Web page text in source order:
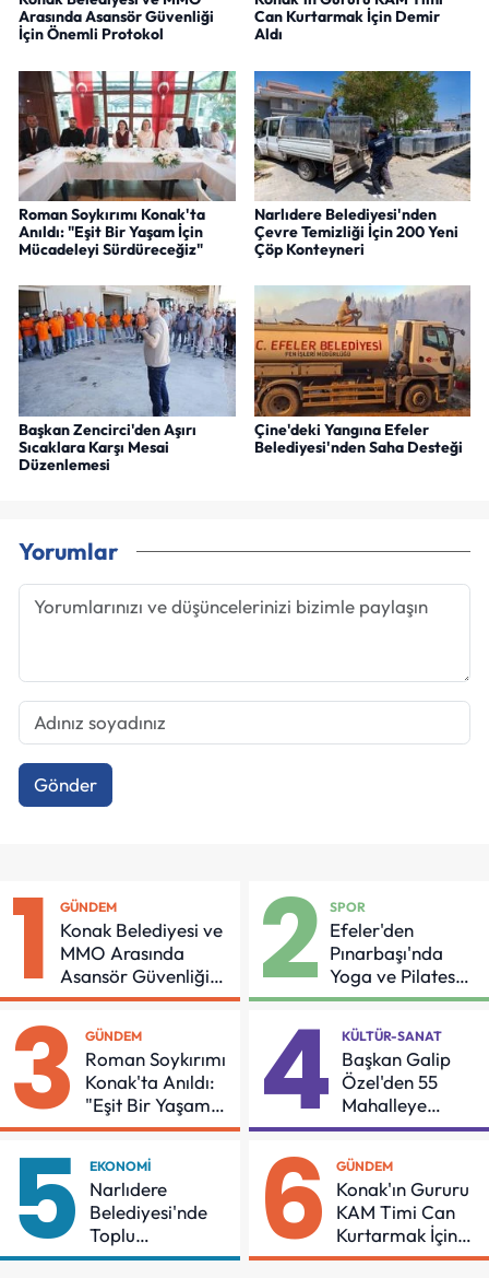
Arasında Asansör Güvenliği
İçin Önemli Protokol
Can Kurtarmak İçin Demir
Aldı
Roman Soykırımı Konak'ta
Anıldı: "Eşit Bir Yaşam İçin
Mücadeleyi Sürdüreceğiz"
Narlıdere Belediyesi'nden
Çevre Temizliği İçin 200 Yeni
Çöp Konteyneri
Başkan Zencirci'den Aşırı
Sıcaklara Karşı Mesai
Düzenlemesi
Çine'deki Yangına Efeler
Belediyesi'nden Saha Desteği
Yorumlar
Gönder
1 GÜNDEM
Konak Belediyesi ve
MMO Arasında
Asansör Güvenliği
İçin Önemli Protokol
2 SPOR
Efeler'den
Pınarbaşı'nda
Yoga ve Pilates
Buluşması
3 GÜNDEM
Roman Soykırımı
Konak'ta Anıldı:
"Eşit Bir Yaşam
İçin Mücadeleyi
4 KÜLTÜR-SANAT
Başkan Galip
Özel'den 55
Mahalleye
Çocuk Şenliği
5 EKONOMI
Narlıdere
Belediyesi'nde
Toplu
Sözleşmeye
6 GÜNDEM
Konak'ın Gururu
KAM Timi Can
Kurtarmak İçin
Demir Aldı